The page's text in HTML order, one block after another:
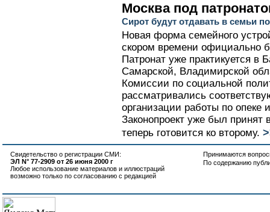
Москва под
Сирот будут отдавать в семьи
Новая форма семейного
скором времени официально
Патронат уже практикуется в
Самарской, Владимирской
Комиссии по социальной
рассматривались
организации работы по опеке
Законопроект уже был принят
теперь готовится ко второму.
Свидетельство о регистрации СМИ:
ЭЛ N° 77-2909 от 26 июня 2000 г
Любое использование материалов и иллюстраций
возможно только по согласованию с редакцией
Принимаются
По содержанию